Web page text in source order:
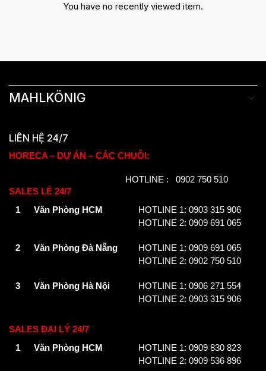
You have no recently viewed item.
MAHLKÖNIG
LIÊN HỆ 24/7
HORECA – DỰ ÁN – CÁC CHUỖI:
HOTLINE : 0902 750 510
SALES LẺ 24/7
1
Văn Phòng HCM
HOTLINE 1: 0903 315 906
HOTLINE 2: 0909 691 065
2 Văn Phòng Đà Nẵng
HOTLINE 1: 0909 691 065
HOTLINE 2: 0902 750 510
3 Văn Phòng Hà Nội
HOTLINE 1: 0906 271 554
HOTLINE 2: 0903 315 906
SALES ĐẠI LÝ 24/7
1
Văn Phòng HCM
HOTLINE 1: 0909 830 823
HOTLINE 2: 0909 536 896